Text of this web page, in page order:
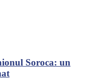
Soroca: un